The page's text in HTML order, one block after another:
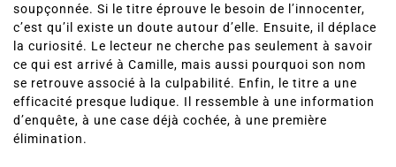
soupçonnée. Si le titre éprouve le besoin de l’innocenter,
c’est qu’il existe un doute autour d’elle. Ensuite, il déplace
la curiosité. Le lecteur ne cherche pas seulement à savoir
ce qui est arrivé à Camille, mais aussi pourquoi son nom
se retrouve associé à la culpabilité. Enfin, le titre a une
efficacité presque ludique. Il ressemble à une information
d’enquête, à une case déjà cochée, à une première
élimination.